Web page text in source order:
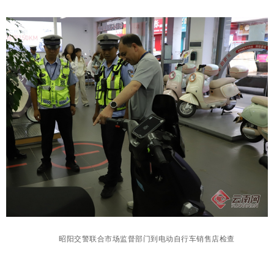
昭阳交警联合市场监督部门到电动自行车销售店检查